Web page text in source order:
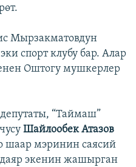
Мырзакматовдун
спорт клубу бар. Алар
Оштогу мушкерлер
“Таймаш”
Шайлообек Атазов
шаар мэринин саясий
экенин жашырган